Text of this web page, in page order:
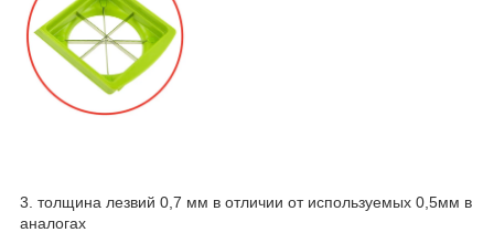
3. толщина лезвий 0,7 мм в отличии от используемых 0,5мм в
аналогах